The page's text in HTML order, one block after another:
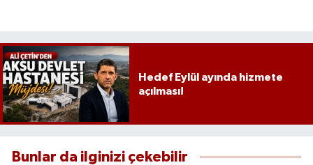
Hedef Eylül ayında hizmete
açılması!
Bunlar da ilginizi çekebilir